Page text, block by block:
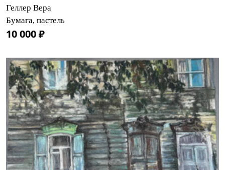
Геллер Вера
Бумага, пастель
10 000 ₽